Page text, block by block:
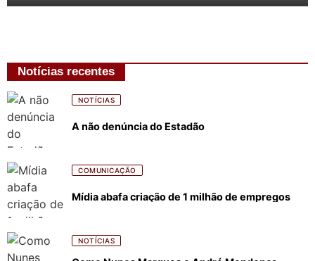
Notícias recentes
NOTÍCIAS
A não denúncia do Estadão
COMUNICAÇÃO
Mídia abafa criação de 1 milhão de empregos
NOTÍCIAS